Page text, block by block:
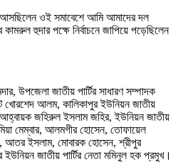
আসছিলেন ওই সমাবেশে আমি আমাদের দল
হুদার পক্ষে নির্বাচনে জাপিয়ে পড়েছিলেন
উপজেলা জাতীয় পার্টির সাধারণ সম্পাদক
খোরশেদ আলম, কালিকাপুর ইউনিয়ন জাতীয়
আহ্বায়ক জহিরুল ইসলাম জহির, ইউনিয়ন জাতীয়
মেম্বার, আলমগীর হোসেন, তোফায়েল
আতর ইসলাম, মোবারক হোসেন, শ্রীপুর
জাতীয় পার্টির নেতা মমিনুল হক প্রমুখ।